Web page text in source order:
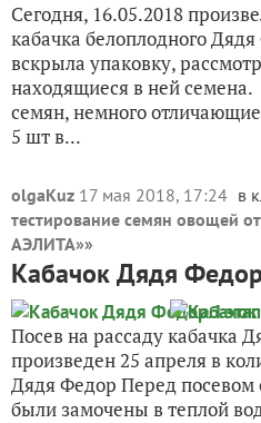
Сегодня, 16.05.2018
кабачка белоплодного
вскрыла упаковку,
находящиеся в ней семена.
семян, немного
5 шт в...
olgaKuz 17 мая 2018, 17:24 в
тестирование семян овощей
АЭЛИТА»»
Кабачок Дядя
Посев на рассаду кабачка
произведен 25 апреля в
Дядя Федор Перед посевом
были замочены в теплой